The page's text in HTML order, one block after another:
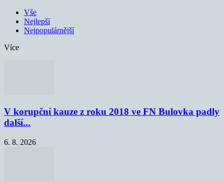
Vše
Nejlepší
Nejpopulárnější
Více
V korupční kauze z roku 2018 ve FN Bulovka padly
další...
6. 8. 2026